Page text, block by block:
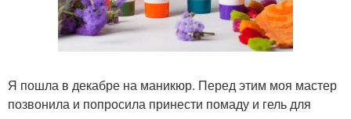
Я пошла в декабре на маникюр. Перед этим моя мастер
позвонила и попросила принести помаду и гель для